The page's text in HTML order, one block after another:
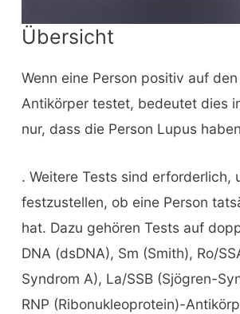
Übersicht
Wenn eine Person positiv auf
Antikörper testet, bedeutet dies
nur, dass die Person Lupus haben
. Weitere Tests sind erforderlich,
festzustellen, ob eine Person
hat. Dazu gehören Tests auf
DNA (dsDNA), Sm (Smith), Ro/
Syndrom A), La/SSB (Sjögren-
RNP (Ribonukleoprotein)-